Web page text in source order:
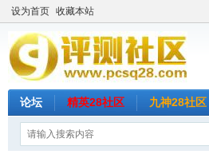
设为首页 收藏本站
论坛 精英28社区 九神28社区